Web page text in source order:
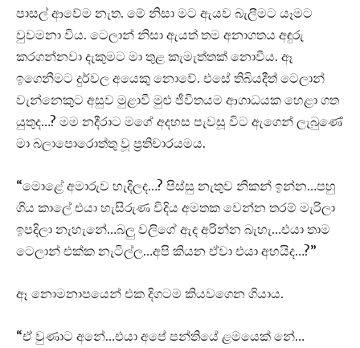
පාසල් ආවේම නැත. මේ නිසා මට ඇයව බැලීමට යෑමට
වුවමනා විය. ටෙලාන් නිසා ඇයත් තම අනාගතය අඳුරු
කරගන්නවා දැකුමට මා තුළ කැමැත්තක් නොවීය. ඈ
ඉගෙනීමට දුර්වල අයෙකු නොවේ. එසේ තිබියදීත් ටෙලාන්
වැන්නෙකුට අසුව මුළාවී මුළු ජීවිතයම ආගාධයක හෙළා ගත
යුතුද…? මම නදීරාට මගේ අදහස පැවසූ විට ඇගෙන් ලැබුණේ
මා බලාපොරොත්තු වූ ප්‍රතිචාරයමය.
“මොළේ අමාරුව හැදිලද…? පිස්සු නැතුව නිකන් ඉන්න…පහු
ගිය කාලේ එයා හැසිරුණ විදිය අමතක වෙන්න තරම් මැරිලා
ඉපදිලා නැහැනේ…බලු වලිගේ ඇද අරින්න බැහැ…එයා තාම
ටෙලාන් එක්ක නැටිල්ල…අපි කියන ඒවා එයා අහයිද…?”
ඈ නොමනාපයෙන් එක දිගටම කියවගෙන ගියාය.
“ඒ වුණාට අනේ…එයා අපේ පන්තියේ ළමයෙක් නේ…